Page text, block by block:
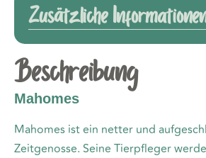
Zusätzliche
Beschreibung
Mahomes
Mahomes ist ein netter und
Zeitgenosse. Seine Tierpfleger